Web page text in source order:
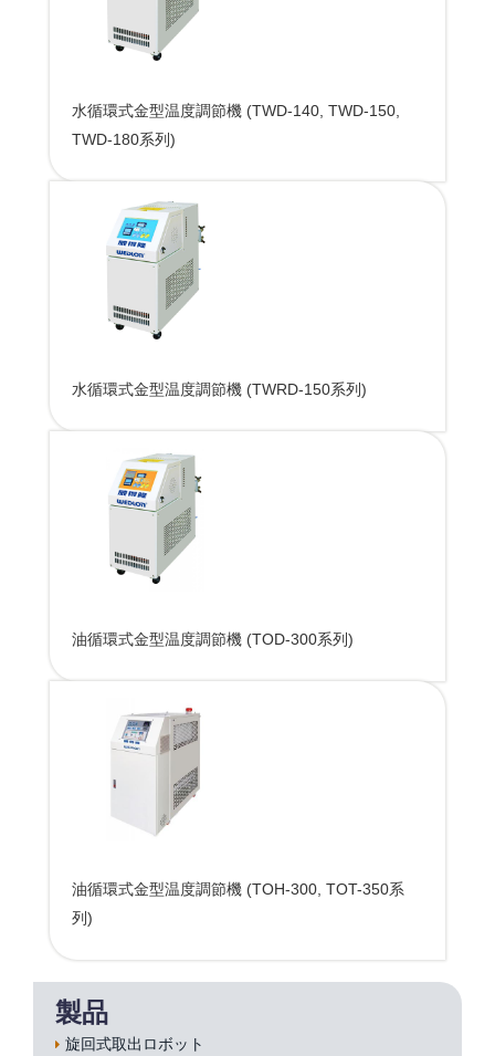
水循環式金型温度調節機 (TWD-140, TWD-150,
TWD-180系列)
水循環式金型温度調節機 (TWRD-150系列)
油循環式金型温度調節機 (TOD-300系列)
油循環式金型温度調節機 (TOH-300, TOT-350系
列)
製品
旋回式取出ロボット